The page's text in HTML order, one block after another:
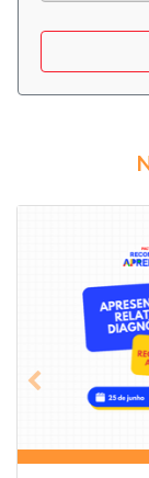
Previous